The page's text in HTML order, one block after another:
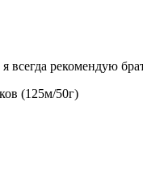
всегда рекомендую
(125м/50г)